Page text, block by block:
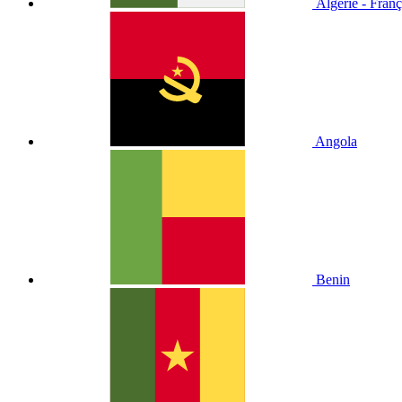
Angola
Benin